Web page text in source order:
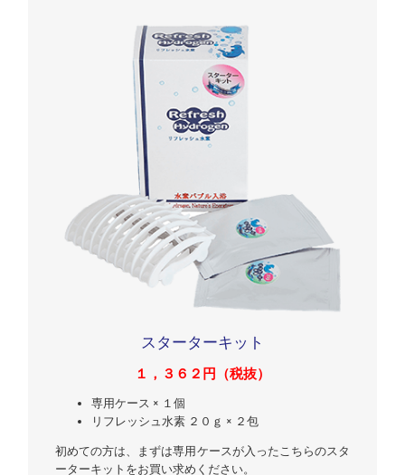
スターターキット
１，３６２円（税抜）
専用ケース × １個
リフレッシュ水素 ２０ｇ × ２包
初めての方は、まずは専用ケースが入ったこちらのスタ
ーターキットをお買い求めください。